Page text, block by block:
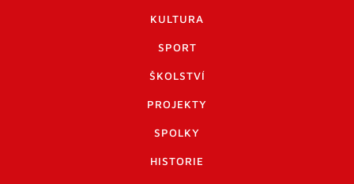
KULTURA
SPORT
ŠKOLSTVÍ
PROJEKTY
SPOLKY
HISTORIE